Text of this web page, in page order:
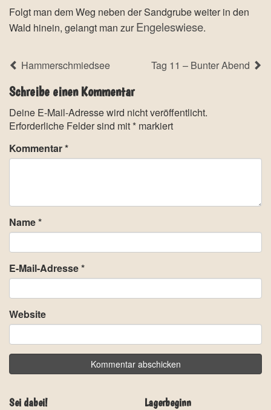
Folgt man dem Weg neben der Sandgrube weiter in den
Wald hinein, gelangt man zurEngeleswiese.
Hammerschmiedsee Tag 11 – Bunter Abend
Schreibe einen Kommentar
Deine E-Mail-Adresse wird nicht veröffentlicht.
Erforderliche Felder sind mit * markiert
Kommentar*
Name*
E-Mail-Adresse*
Website
Sei dabei!
Lagerbeginn